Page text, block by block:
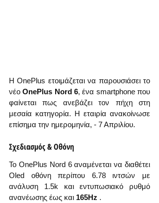
Η OnePlus ετοιμάζεται να παρουσιάσει το
νέο OnePlus Nord 6, ένα smartphone που
φαίνεται πως ανεβάζει τον πήχη στη
μεσαία κατηγορία. Η εταιρία ανακοίνωσε
επίσημα την ημερομηνία, - 7 Απριλίου.
Σχεδιασμός & Οθόνη
Το OnePlus Nord 6 αναμένεται να διαθέτει
Oled οθόνη περίπου 6.78 ιντσών με
ανάλυση 1.5k και εντυπωσιακό ρυθμό
ανανέωσης έως και 165Hz .